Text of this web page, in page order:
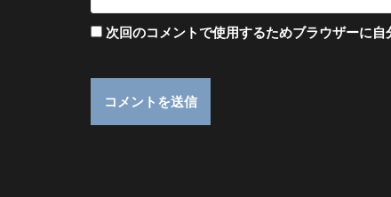
次回のコメントで使用するためブラウザーに